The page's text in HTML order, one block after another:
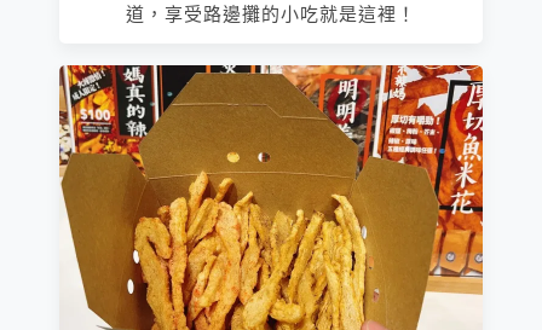
道，享受路邊攤的小吃就是這裡！